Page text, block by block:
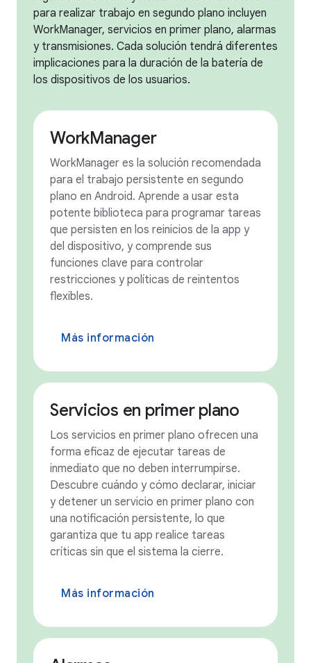
para realizar trabajo en segundo plano incluyen
WorkManager, servicios en primer plano, alarmas
y transmisiones. Cada solución tendrá diferentes
implicaciones para la duración de la batería de
los dispositivos de los usuarios.
WorkManager
WorkManager es la solución recomendada
para el trabajo persistente en segundo
plano en Android. Aprende a usar esta
potente biblioteca para programar tareas
que persisten en los reinicios de la app y
del dispositivo, y comprende sus
funciones clave para controlar
restricciones y políticas de reintentos
flexibles.
Más información
Servicios en primer plano
Los servicios en primer plano ofrecen una
forma eficaz de ejecutar tareas de
inmediato que no deben interrumpirse.
Descubre cuándo y cómo declarar, iniciar
y detener un servicio en primer plano con
una notificación persistente, lo que
garantiza que tu app realice tareas
críticas sin que el sistema la cierre.
Más información